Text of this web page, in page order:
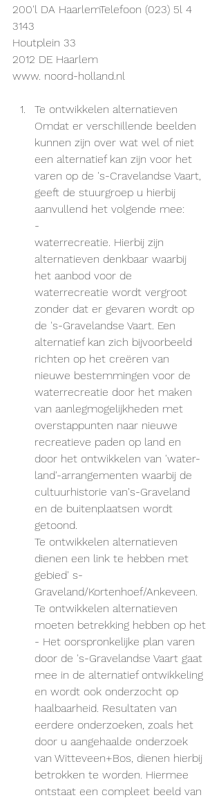
200'l DA HaarlemTelefoon (023) 5l 4
3143
Houtplein 33
2012 DE Haarlem
www. noord-holland.nl
Te ontwikkelen alternatieven
Omdat er verschillende beelden
kunnen zijn over wat wel of niet
een alternatief kan zijn voor het
varen op de 's-Cravelandse Vaart,
geeft de stuurgroep u hierbij
aanvullend het volgende mee:
-
waterrecreatie. Hierbij zijn
alternatieven denkbaar waarbij
het aanbod voor de
waterrecreatie wordt vergroot
zonder dat er gevaren wordt op
de 's-Gravelandse Vaart. Een
alternatief kan zich bijvoorbeeld
richten op het creëren van
nieuwe bestemmingen voor de
waterrecreatie door het maken
van aanlegmogelijkheden met
overstappunten naar nieuwe
recreatieve paden op land en
door het ontwikkelen van 'water-
land'-arrangementen waarbij de
cultuurhistorie van's-Graveland
en de buitenplaatsen wordt
getoond.
Te ontwikkelen alternatieven
dienen een link te hebben met
gebied' s-
Graveland/Kortenhoef/Ankeveen.
Te ontwikkelen alternatieven
moeten betrekking hebben op het
- Het oorspronkelijke plan varen
door de 's-Gravelandse Vaart gaat
mee in de alternatief ontwikkeling
en wordt ook onderzocht op
haalbaarheid. Resultaten van
eerdere onderzoeken, zoals het
door u aangehaalde onderzoek
van Witteveen+Bos, dienen hierbij
betrokken te worden. Hiermee
ontstaat een compleet beeld van